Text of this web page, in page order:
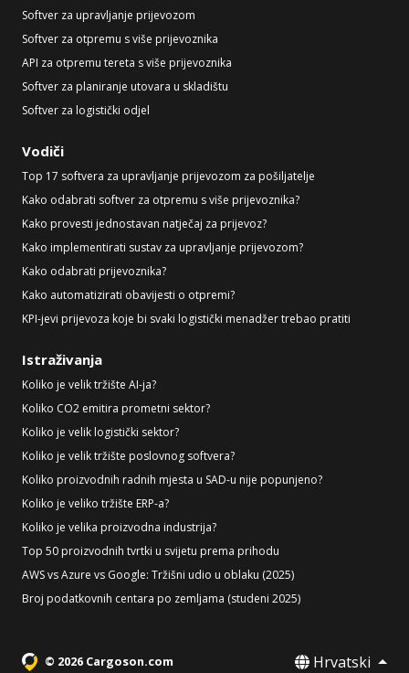
Softver za upravljanje prijevozom
Softver za otpremu s više prijevoznika
API za otpremu tereta s više prijevoznika
Softver za planiranje utovara u skladištu
Softver za logistički odjel
Vodiči
Top 17 softvera za upravljanje prijevozom za pošiljatelje
Kako odabrati softver za otpremu s više prijevoznika?
Kako provesti jednostavan natječaj za prijevoz?
Kako implementirati sustav za upravljanje prijevozom?
Kako odabrati prijevoznika?
Kako automatizirati obavijesti o otpremi?
KPI-jevi prijevoza koje bi svaki logistički menadžer trebao pratiti
Istraživanja
Koliko je velik tržište AI-ja?
Koliko CO2 emitira prometni sektor?
Koliko je velik logistički sektor?
Koliko je velik tržište poslovnog softvera?
Koliko proizvodnih radnih mjesta u SAD-u nije popunjeno?
Koliko je veliko tržište ERP-a?
Koliko je velika proizvodna industrija?
Top 50 proizvodnih tvrtki u svijetu prema prihodu
AWS vs Azure vs Google: Tržišni udio u oblaku (2025)
Broj podatkovnih centara po zemljama (studeni 2025)
© 2026 Cargoson.com Hrvatski